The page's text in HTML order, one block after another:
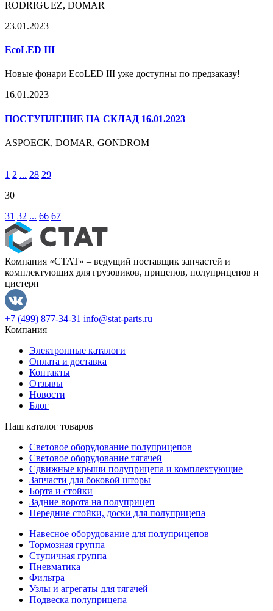
RODRIGUEZ, DOMAR
23.01.2023
EcoLED III
Новые фонари EcoLED III уже доступны по предзаказу!
16.01.2023
ПОСТУПЛЕНИЕ НА СКЛАД 16.01.2023
ASPOECK, DOMAR, GONDROM
1 2 ... 28 29
30
31 32 ... 66 67
Компания «СТАТ» – ведущий поставщик запчастей и
комплектующих для грузовиков, прицепов, полуприцепов и
цистерн
+7 (499) 877-34-31 info@stat-parts.ru
Компания
Электронные каталоги
Оплата и доставка
Контакты
Отзывы
Новости
Блог
Наш каталог товаров
Световое оборудование полуприцепов
Световое оборудование тягачей
Сдвижные крыши полуприцепа и комплектующие
Запчасти для боковой шторы
Борта и стойки
Задние ворота на полуприцеп
Передние стойки, доски для полуприцепа
Навесное оборудование для полуприцепов
Тормозная группа
Ступичная группа
Пневматика
Фильтра
Узлы и агрегаты для тягачей
Подвеска полуприцепа